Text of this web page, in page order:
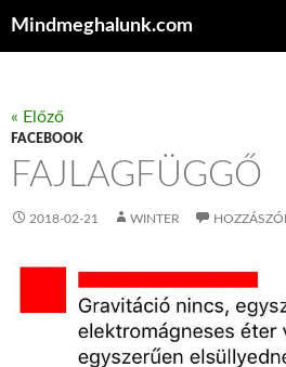
Mindmeghalunk.com
« Előző
FACEBOOK
FAJLAGFÜGGŐ
2018-02-21 WINTER